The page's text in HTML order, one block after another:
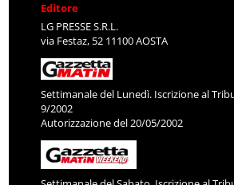
Editore
LG PRESSE S.R.L.
via Festaz, 52 11100 AOSTA
Settimanale del Lunedì. Iscrizione al
9/2002
Autorizzazione del 20/05/2002